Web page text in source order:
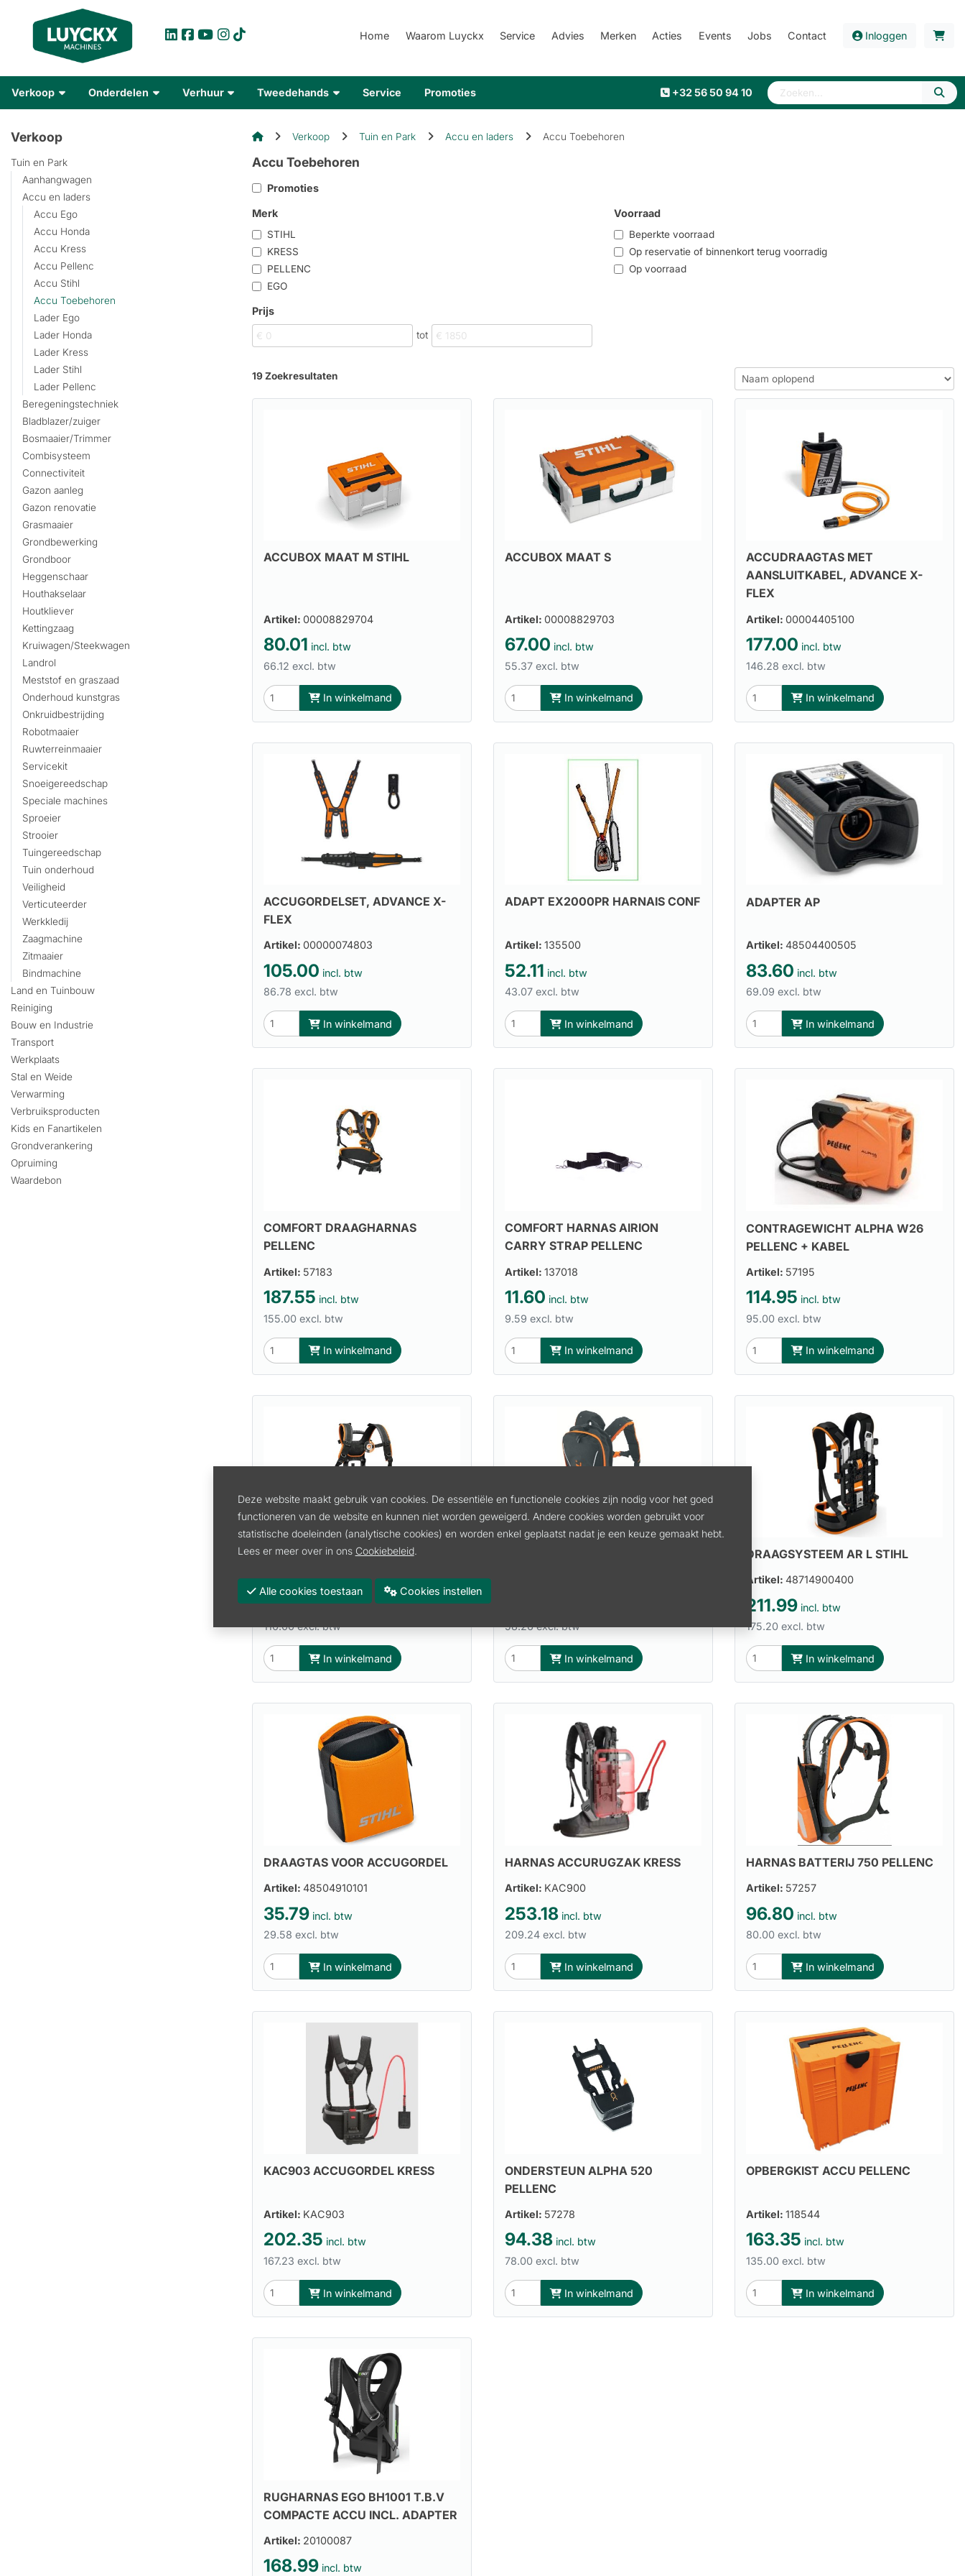
Home Waarom Luyckx Service Advies Merken Acties Events Jobs Contact Inloggen
Verkoop Onderdelen Verhuur Tweedehands Service Promoties +32 56 50 94 10
Verkoop
Tuin en Park
Aanhangwagen
Accu en laders
Accu Ego
Accu Honda
Accu Kress
Accu Pellenc
Accu Stihl
Accu Toebehoren
Lader Ego
Lader Honda
Lader Kress
Lader Stihl
Lader Pellenc
Beregeningstechniek
Bladblazer/zuiger
Bosmaaier/Trimmer
Combisysteem
Connectiviteit
Gazon aanleg
Gazon renovatie
Grasmaaier
Grondbewerking
Grondboor
Heggenschaar
Houthakselaar
Houtkliever
Kettingzaag
Kruiwagen/Steekwagen
Landrol
Meststof en graszaad
Onderhoud kunstgras
Onkruidbestrijding
Robotmaaier
Ruwterreinmaaier
Servicekit
Snoeigereedschap
Speciale machines
Sproeier
Strooier
Tuingereedschap
Tuin onderhoud
Veiligheid
Verticuteerder
Werkkledij
Zaagmachine
Zitmaaier
Bindmachine
Land en Tuinbouw
Reiniging
Bouw en Industrie
Transport
Werkplaats
Stal en Weide
Verwarming
Verbruiksproducten
Kids en Fanartikelen
Grondverankering
Opruiming
Waardebon
Verkoop Tuin en Park Accu en laders Accu Toebehoren
Accu Toebehoren
Promoties
Merk
STIHL
KRESS
PELLENC
EGO
Voorraad
Beperkte voorraad
Op reservatie of binnenkort terug voorradig
Op voorraad
Prijs
tot
19 Zoekresultaten
ACCUBOX MAAT M STIHL
Artikel: 00008829704
80.01 incl. btw
66.12 excl. btw
In winkelmand
ACCUBOX MAAT S
Artikel: 00008829703
67.00 incl. btw
55.37 excl. btw
In winkelmand
ACCUDRAAGTAS MET
AANSLUITKABEL, ADVANCE X-
FLEX
Artikel: 00004405100
177.00 incl. btw
146.28 excl. btw
In winkelmand
ACCUGORDELSET, ADVANCE X-
FLEX
Artikel: 00000074803
105.00 incl. btw
86.78 excl. btw
In winkelmand
ADAPT EX2000PR HARNAIS CONF
Artikel: 135500
52.11 incl. btw
43.07 excl. btw
In winkelmand
ADAPTER AP
Artikel: 48504400505
83.60 incl. btw
69.09 excl. btw
In winkelmand
COMFORT DRAAGHARNAS
PELLENC
Artikel: 57183
187.55 incl. btw
155.00 excl. btw
In winkelmand
COMFORT HARNAS AIRION
CARRY STRAP PELLENC
Artikel: 137018
11.60 incl. btw
9.59 excl. btw
In winkelmand
CONTRAGEWICHT ALPHA W26
PELLENC + KABEL
Artikel: 57195
114.95 incl. btw
95.00 excl. btw
In winkelmand
DRAAGHARNAS ALPHA PELLENC
Artikel:57194
133.10incl. btw
110.00 excl. btw
In winkelmand
58.26 excl. btw
In winkelmand
DRAAGSYSTEEM AR L STIHL
Artikel: 48714900400
211.99 incl. btw
175.20 excl. btw
In winkelmand
DRAAGTAS VOOR ACCUGORDEL
Artikel: 48504910101
35.79 incl. btw
29.58 excl. btw
In winkelmand
HARNAS ACCURUGZAK KRESS
Artikel: KAC900
253.18 incl. btw
209.24 excl. btw
In winkelmand
HARNAS BATTERIJ 750 PELLENC
Artikel: 57257
96.80 incl. btw
80.00 excl. btw
In winkelmand
KAC903 ACCUGORDEL KRESS
Artikel: KAC903
202.35 incl. btw
167.23 excl. btw
In winkelmand
ONDERSTEUN ALPHA 520
PELLENC
Artikel: 57278
94.38 incl. btw
78.00 excl. btw
In winkelmand
OPBERGKIST ACCU PELLENC
Artikel: 118544
163.35 incl. btw
135.00 excl. btw
In winkelmand
RUGHARNAS EGO BH1001 T.B.V
COMPACTE ACCU INCL. ADAPTER
Artikel: 20100087
168.99 incl. btw
Deze website maakt gebruik van cookies. De essentiële en functionele cookies zijn nodig voor het goed
functioneren van de website en kunnen niet worden geweigerd. Andere cookies worden gebruikt voor
statistische doeleinden (analytische cookies) en worden enkel geplaatst nadat je een keuze gemaakt hebt.
Lees er meer over in ons Cookiebeleid.
Alle cookies toestaan Cookies instellen